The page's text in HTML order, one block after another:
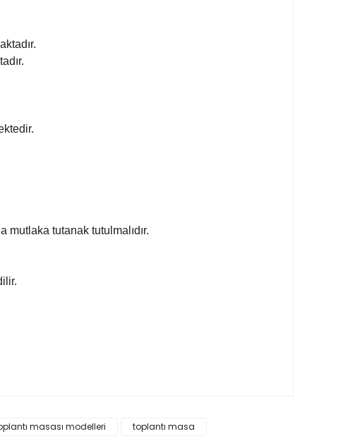
mutlaka tutanak tutulmalıdır.
kullanarak tarafımıza iletebilirsiniz.
masası modelleri
toplantı masa